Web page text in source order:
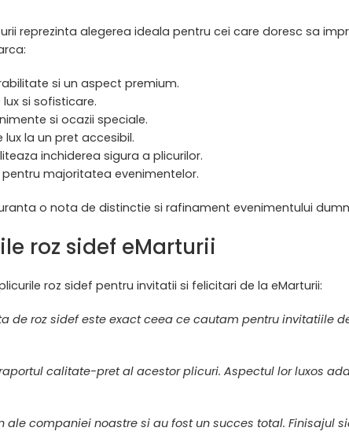
reprezinta alegerea ideala pentru cei care doresc sa
si un aspect premium.
si sofisticare.
si ocazii speciale.
la un pret accesibil.
inchiderea sigura a plicurilor.
majoritatea evenimentelor.
o nota de distinctie si rafinament evenimentului
roz sidef eMarturii
roz sidef pentru invitatii si felicitari de la eMarturii:
de roz sidef este exact ceea ce cautam pentru invitatiile
calitate-pret al acestor plicuri. Aspectul lor luxos
companiei noastre si au fost un succes total. Finisajul